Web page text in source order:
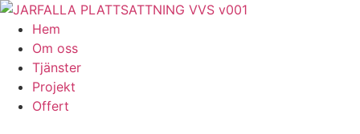
Skip
content
Hem
Om oss
Tjänster
Projekt
Offert